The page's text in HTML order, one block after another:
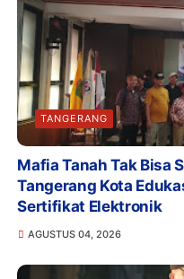
TANGERANG
Mafia Tanah Tak Bisa
Tangerang Kota
Sertifikat Elektronik
AGUSTUS 04, 2026